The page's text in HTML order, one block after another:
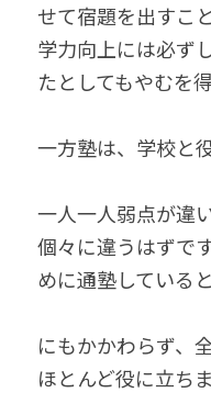
せて宿題を出すこ
学力向上には必ず
たとしてもやむを
一方塾は、学校と
一人一人弱点が違
個々に違うはずで
めに通塾している
にもかかわらず、
ほとんど役に立ち